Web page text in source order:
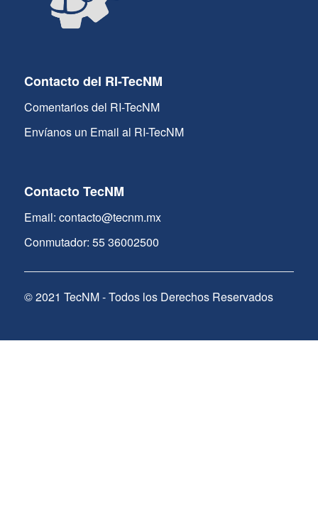
Contacto del RI-TecNM
Comentarios del RI-TecNM
Envíanos un Email al RI-TecNM
Contacto TecNM
Email: contacto@tecnm.mx
Conmutador: 55 36002500
© 2021 TecNM - Todos los Derechos Reservados